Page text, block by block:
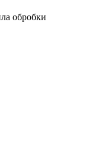
обробки